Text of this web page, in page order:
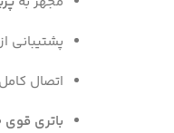
پشتیبانی از
اتصال
باتری قوی ۴۰۰۰ میلی‌آمپری